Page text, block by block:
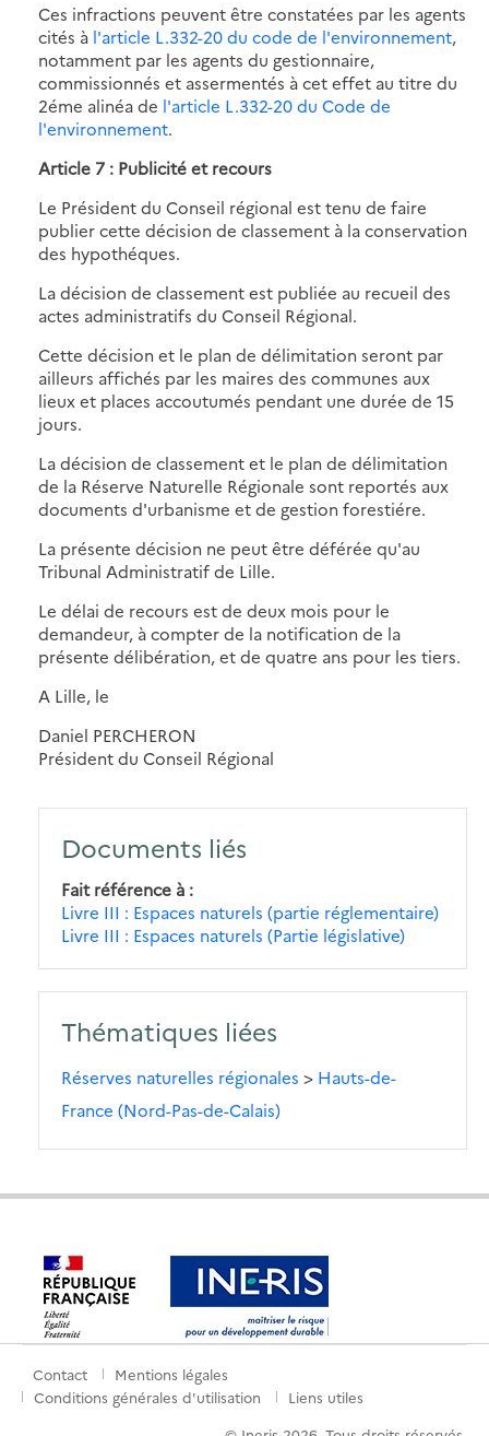
Ces infractions peuvent être constatées par les agents
cités à l'article L.332-20 du code de l'environnement,
notamment par les agents du gestionnaire,
commissionnés et assermentés à cet effet au titre du
2éme alinéa de l'article L.332-20 du Code de
l'environnement.
Article 7 : Publicité et recours
Le Président du Conseil régional est tenu de faire
publier cette décision de classement à la conservation
des hypothéques.
La décision de classement est publiée au recueil des
actes administratifs du Conseil Régional.
Cette décision et le plan de délimitation seront par
ailleurs affichés par les maires des communes aux
lieux et places accoutumés pendant une durée de 15
jours.
La décision de classement et le plan de délimitation
de la Réserve Naturelle Régionale sont reportés aux
documents d'urbanisme et de gestion forestiére.
La présente décision ne peut être déférée qu'au
Tribunal Administratif de Lille.
Le délai de recours est de deux mois pour le
demandeur, à compter de la notification de la
présente délibération, et de quatre ans pour les tiers.
A Lille, le
Daniel PERCHERON
Président du Conseil Régional
Documents liés
Fait référence à
Livre III : Espaces naturels (partie réglementaire)
Livre III : Espaces naturels (Partie législative)
Thématiques liées
Réserves naturelles régionales > Hauts-de-
France (Nord-Pas-de-Calais)
Menu
Contact
Mentions légales
Conditions générales d'utilisation
Liens utiles